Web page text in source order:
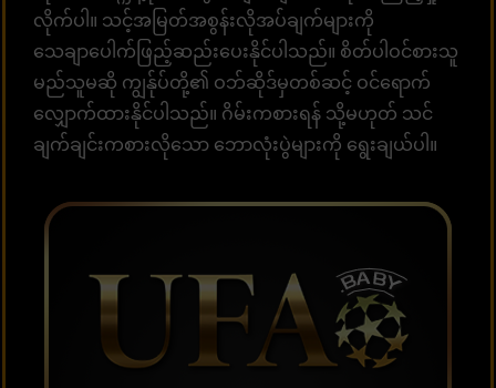
လိုက်ပါ။ သင့်အမြတ်အစွန်းလိုအပ်ချက်များကို
သေချာပေါက်ဖြည့်ဆည်းပေးနိုင်ပါသည်။ စိတ်ပါဝင်စားသူ
မည်သူမဆို ကျွန်ုပ်တို့၏ ဝဘ်ဆိုဒ်မှတစ်ဆင့် ဝင်ရောက်
လျှောက်ထားနိုင်ပါသည်။ ဂိမ်းကစားရန် သို့မဟုတ် သင်
ချက်ချင်းကစားလိုသော ဘောလုံးပွဲများကို ရွေးချယ်ပါ။